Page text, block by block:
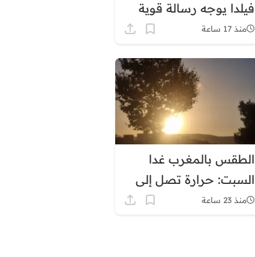
فيلدا يوجه رسالة قوية
قبل ربع نهائي كأس
منذ 17 ساعة
الطقس بالمغرب غدا
السبت: حرارة تصل إلى
45 درجة وزخات رعديةمنذ 23 ساعة